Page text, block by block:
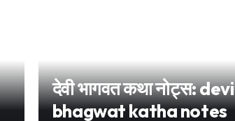
देवी भागवत कथा नोट्स: devi
bhagwat katha notes